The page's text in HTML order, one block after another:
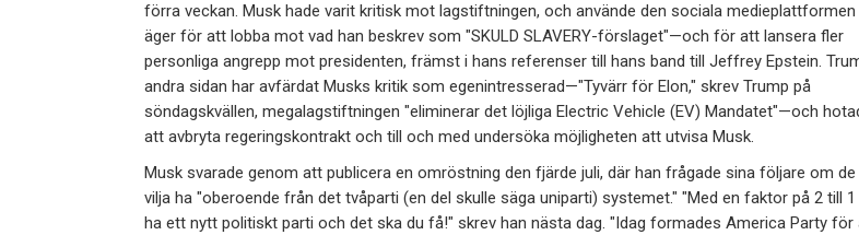
förra veckan. Musk hade varit kritisk mot lagstiftningen, och använde den sociala medieplattformen
äger för att lobba mot vad han beskrev som "SKULD SLAVERY-förslaget"—och för att lansera fler
personliga angrepp mot presidenten, främst i hans referenser till hans band till Jeffrey Epstein.
andra sidan har avfärdat Musks kritik som egenintresserad—"Tyvärr för Elon," skrev Trump på
söndagskvällen, megalagstiftningen "eliminerar det löjliga Electric Vehicle (EV) Mandatet"—och
att avbryta regeringskontrakt och till och med undersöka möjligheten att utvisa Musk.
Musk svarade genom att publicera en omröstning den fjärde juli, där han frågade sina följare om de
vilja ha "oberoende från det tvåparti (en del skulle säga uniparti) systemet." "Med en faktor på 2 till 1
ha ett nytt politiskt parti och det ska du få!" skrev han nästa dag. "Idag formades America Party för